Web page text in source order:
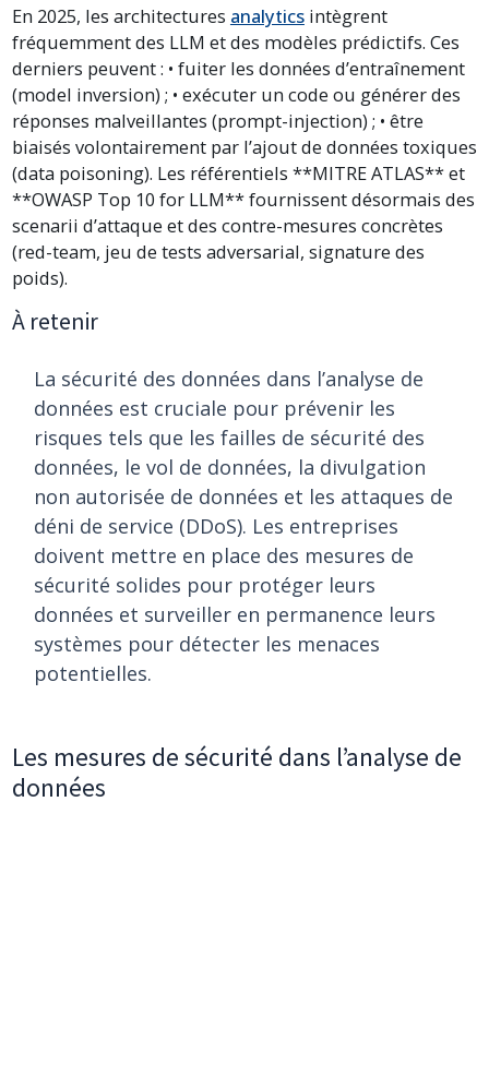
En 2025, les architectures analyticsintègrent
fréquemment des LLM et des modèles prédictifs. Ces
derniers peuvent : • fuiter les données d’entraînement
(model inversion) ; • exécuter un code ou générer des
réponses malveillantes (prompt-injection) ; • être
biaisés volontairement par l’ajout de données toxiques
(data poisoning). Les référentiels **MITRE ATLAS** et
**OWASP Top 10 for LLM** fournissent désormais des
scenarii d’attaque et des contre-mesures concrètes
(red-team, jeu de tests adversarial, signature des
poids).
À retenir
La sécurité des données dans l’analyse de
données est cruciale pour prévenir les
risques tels que les failles de sécurité des
données, le vol de données, la divulgation
non autorisée de données et les attaques de
déni de service (DDoS). Les entreprises
doivent mettre en place des mesures de
sécurité solides pour protéger leurs
données et surveiller en permanence leurs
systèmes pour détecter les menaces
potentielles.
Les mesures de sécurité dans l’analyse de
données